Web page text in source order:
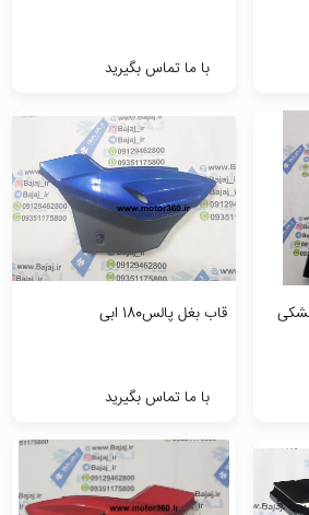
با ما تماس بگیرید
قاب بغل پالس180 ابی
با ما تماس بگیرید